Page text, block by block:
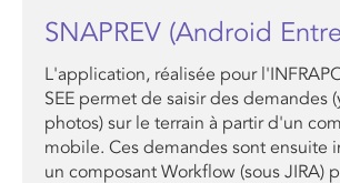
SNAPREV (Android
L'application, réalisée pour
SEE permet de saisir des demandes
photos) sur le terrain à partir d'un
mobile. Ces demandes sont ensuite
un composant Workflow (sous JIRA)